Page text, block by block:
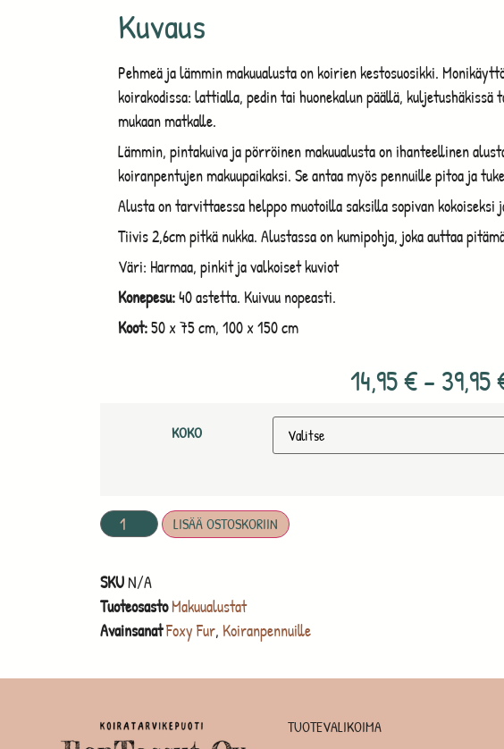
Kuvaus
Pehmeä ja lämmin makuualusta on koirien kestosuosikki.
koirakodissa: lattialla, pedin tai huonekalun päällä, kuljetushäkissä
mukaan matkalle.
Lämmin, pintakuiva ja pörröinen makuualusta on ihanteellinen
koiranpentujen makuupaikaksi. Se antaa myös pennuille pitoa ja
Alusta on tarvittaessa helppo muotoilla saksilla sopivan kokoiseksi
Tiivis 2,6cm pitkä nukka. Alustassa on kumipohja, joka auttaa
Väri: Harmaa, pinkit ja valkoiset kuviot
Konepesu:40 astetta. Kuivuu nopeasti.
Koot:50 x 75 cm, 100 x 150 cm
14,95€– 39,95
KOKO
LISÄÄ OSTOSKORIIN
SKUN/A
Tuoteosasto Makuualustat
AvainsanatFoxy Fur, Koiranpennuille
TUOTEVALIKOIMA